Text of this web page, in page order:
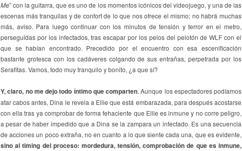
Me” con la guitarra, que es uno de los momentos icónicos del videojuego, y una de las
escenas más tranquilas y de confort de lo que nos ofrece el mismo; no habrá muchas
más, aviso. Para luego continuar con los minutos de tensión y terror en el metro,
perseguidas por los infectados, tras escapar por los pelos del pelotón de WLF con el
que se habían encontrado. Precedido por el encuentro con esa escenificación
bastante grotesca con los cadáveres colgando de sus entrañas, perpetrada por los
Serafitas. Vamos, todo muy tranquilo y bonito, ¿a que sí?
Y, claro, no me dejo todo íntimo que comparten. Aunque los espectadores podíamos
atar cabos antes, Dina le revela a Ellie que está embarazada, para después acostarse
con ella tras ya comprobar de forma fehaciente que Ellie es inmune y no corre peligro,
a pesar de haber impedido que a Dina se la zampara un infectado. Es una secuencia
de acciones un poco extraña, no en cuanto a lo que siente cada una, que es evidente,
sino al timing del proceso: mordedura, tensión, comprobación de que es inmune,